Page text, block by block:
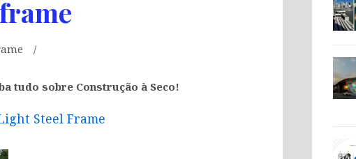
tudo sobre Construção à Seco!
Steel Frame